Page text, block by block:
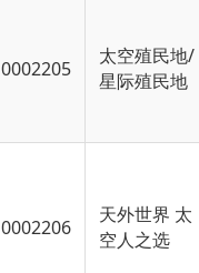
0002205
太空殖民地/
星际殖民地
0002206
天外世界 太
空人之选